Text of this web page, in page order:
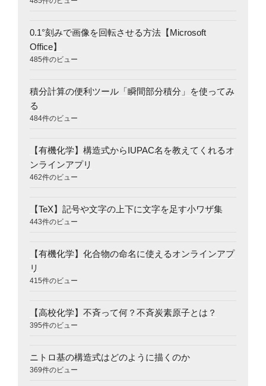
0.1°刻みで画像を回転させる方法【Microsoft
Office】
485件のビュー
積分計算の便利ツール「瞬間部分積分」を使ってみ
る
484件のビュー
【有機化学】構造式からIUPAC名を教えてくれるオ
ンラインアプリ
462件のビュー
【TeX】記号や文字の上下に文字を足す小ワザ集
443件のビュー
【有機化学】化合物の命名に使えるオンラインアプ
リ
415件のビュー
【高校化学】不斉って何？不斉炭素原子とは？
395件のビュー
ニトロ基の構造式はどのように描くのか
369件のビュー